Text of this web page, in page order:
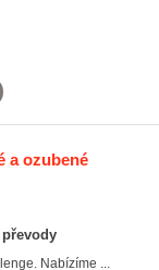
a ozubené
Nabízíme ...